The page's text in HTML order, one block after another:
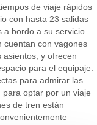
de viaje rápidos
con hasta 23 salidas
a bordo a su servicio
cuentan con vagones
asientos, y ofrecen
para el equipaje.
para admirar las
optar por un viaje
de tren están